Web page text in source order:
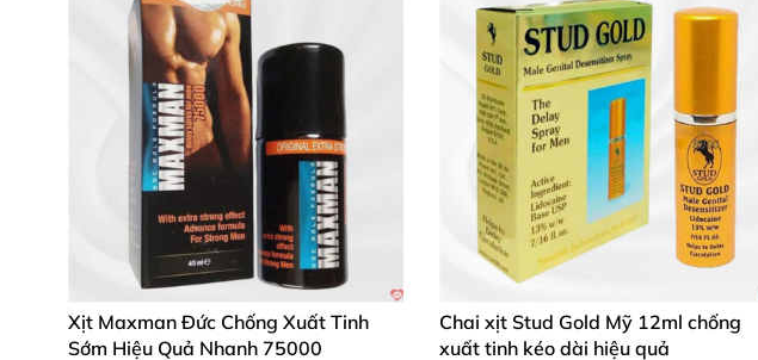
Xịt Maxman Đức Chống Xuất Tinh
Sớm Hiệu Quả Nhanh 75000
Chai xịt Stud Gold Mỹ 12ml chống
xuất tinh kéo dài hiệu quả